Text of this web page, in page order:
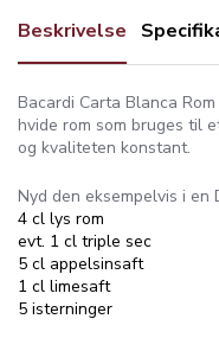
Beskrivelse
Bacardi Carta Blanca
hvide rom som bruges til
og kvaliteten konstant.
Nyd den eksempelvis i en
4 cl lys rom
evt. 1 cl triple sec
5 cl appelsinsaft
1 cl limesaft
5 isterninger